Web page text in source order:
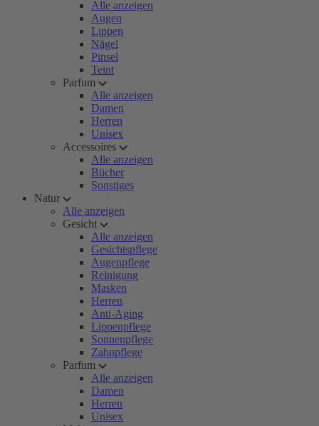
Alle anzeigen
Augen
Lippen
Nägel
Pinsel
Teint
Parfum
Alle anzeigen
Damen
Herren
Unisex
Accessoires
Alle anzeigen
Bücher
Sonstiges
Natur
Alle anzeigen
Gesicht
Alle anzeigen
Gesichtspflege
Augenpflege
Reinigung
Masken
Herren
Anti-Aging
Lippenpflege
Sonnenpflege
Zahnpflege
Parfum
Alle anzeigen
Damen
Herren
Unisex